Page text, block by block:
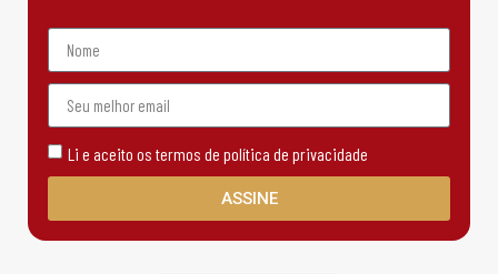
Li e aceito os termos de política de privacidade
ASSINE